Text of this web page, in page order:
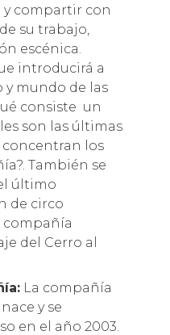
compartir con
su trabajo,
escénica.
introducirá a
y mundo de las
consiste un
son las últimas
concentran los
También se
último
de circo
del Cerro al
La compañía
y se
en el año 2003.